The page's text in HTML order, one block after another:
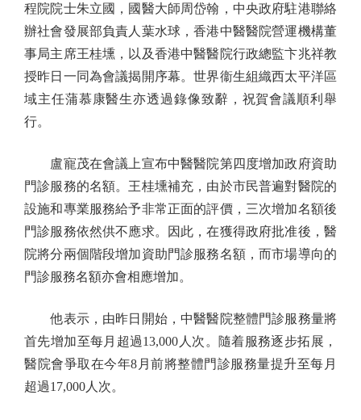
程院院士朱立國，國醫大師周岱翰，中央政府駐港聯絡
辦社會發展部負責人葉水球，香港中醫醫院營運機構董
事局主席王桂壎，以及香港中醫醫院行政總監卞兆祥教
授昨日一同為會議揭開序幕。世界衞生組織西太平洋區
域主任蒲慕康醫生亦透過錄像致辭，祝賀會議順利舉
行。
盧寵茂在會議上宣布中醫醫院第四度增加政府資助
門診服務的名額。王桂壎補充，由於市民普遍對醫院的
設施和專業服務給予非常正面的評價，三次增加名額後
門診服務依然供不應求。因此，在獲得政府批准後，醫
院將分兩個階段增加資助門診服務名額，而市場導向的
門診服務名額亦會相應增加。
他表示，由昨日開始，中醫醫院整體門診服務量將
首先增加至每月超過13,000人次。隨着服務逐步拓展，
醫院會爭取在今年8月前將整體門診服務量提升至每月
超過17,000人次。